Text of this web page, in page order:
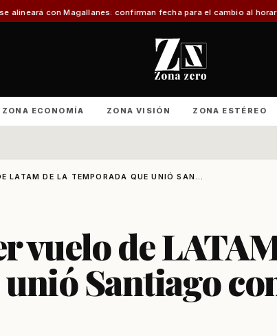
fecha para el cambio al horario de verano Con foco en
ZONA ECONOMÍA ZONA VISIÓN ZONA ESTÉREO
LATAM DE LA TEMPORADA QUE UNIÓ SAN...
de
Santiago